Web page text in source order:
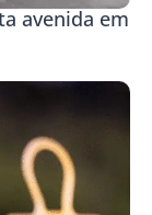
avenida em